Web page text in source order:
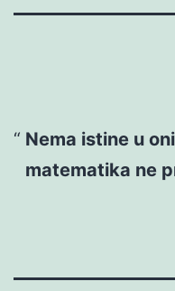
Nema istine u
matematika ne